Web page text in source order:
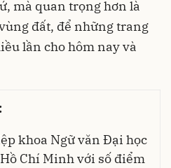
mà quan trọng hơn là
đất, để những trang
lần cho hôm nay và
khoa Ngữ văn Đại học
Chí Minh với số điểm